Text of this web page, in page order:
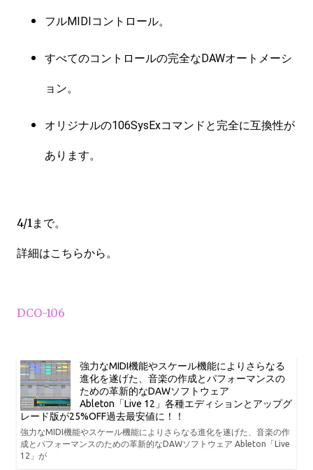
フルMIDIコントロール。
すべてのコントロールの完全なDAWオートメーシ
ョン。
オリジナルの106SysExコマンドと完全に互換性が
あります。
4/1まで。
詳細はこちらから。
DCO-106
強力なMIDI機能やスケール機能によりさらなる
進化を遂げた、音楽の作成とパフォーマンスの
ための革新的なDAWソフトウェア
Ableton「Live 12」各種エディションとアップグ
レード版が25%OFF過去最安値に！！
強力なMIDI機能やスケール機能によりさらなる進化を遂げた、音楽の作
成とパフォーマンスのための革新的なDAWソフトウェア Ableton「Live
12」が